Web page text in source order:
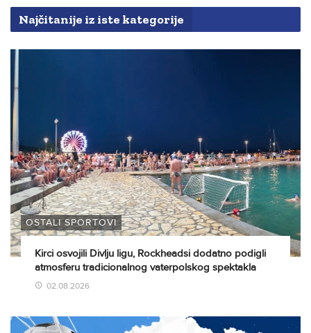
Najčitanije iz iste kategorije
OSTALI SPORTOVI
Kirci osvojili Divlju ligu, Rockheadsi dodatno podigli
atmosferu tradicionalnog vaterpolskog spektakla
02.08.2026